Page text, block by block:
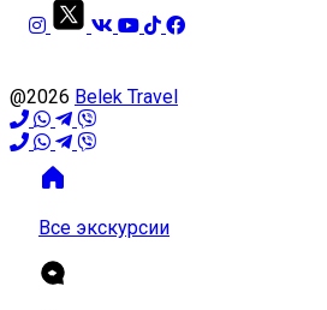
@2026 Belek Travel
Все экскурсии